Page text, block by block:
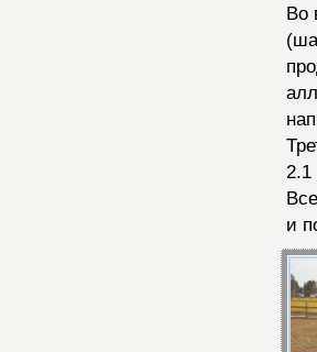
Во
2.1
и